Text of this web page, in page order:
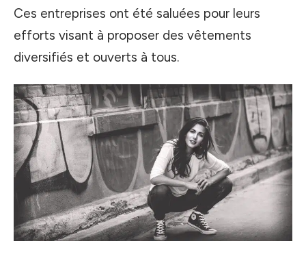
Ces entreprises ont été saluées pour leurs
efforts visant à proposer des vêtements
diversifiés et ouverts à tous.